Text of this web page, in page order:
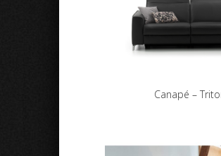
Canapé –